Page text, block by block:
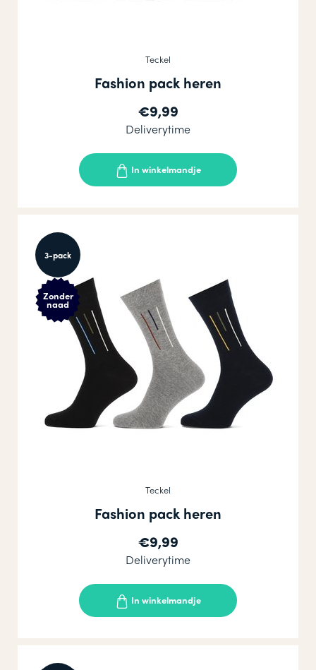
Teckel
Fashion pack heren
€9,99
Deliverytime
In winkelmandje
3-pack
Zonder
naad
Teckel
Fashion pack heren
€9,99
Deliverytime
In winkelmandje